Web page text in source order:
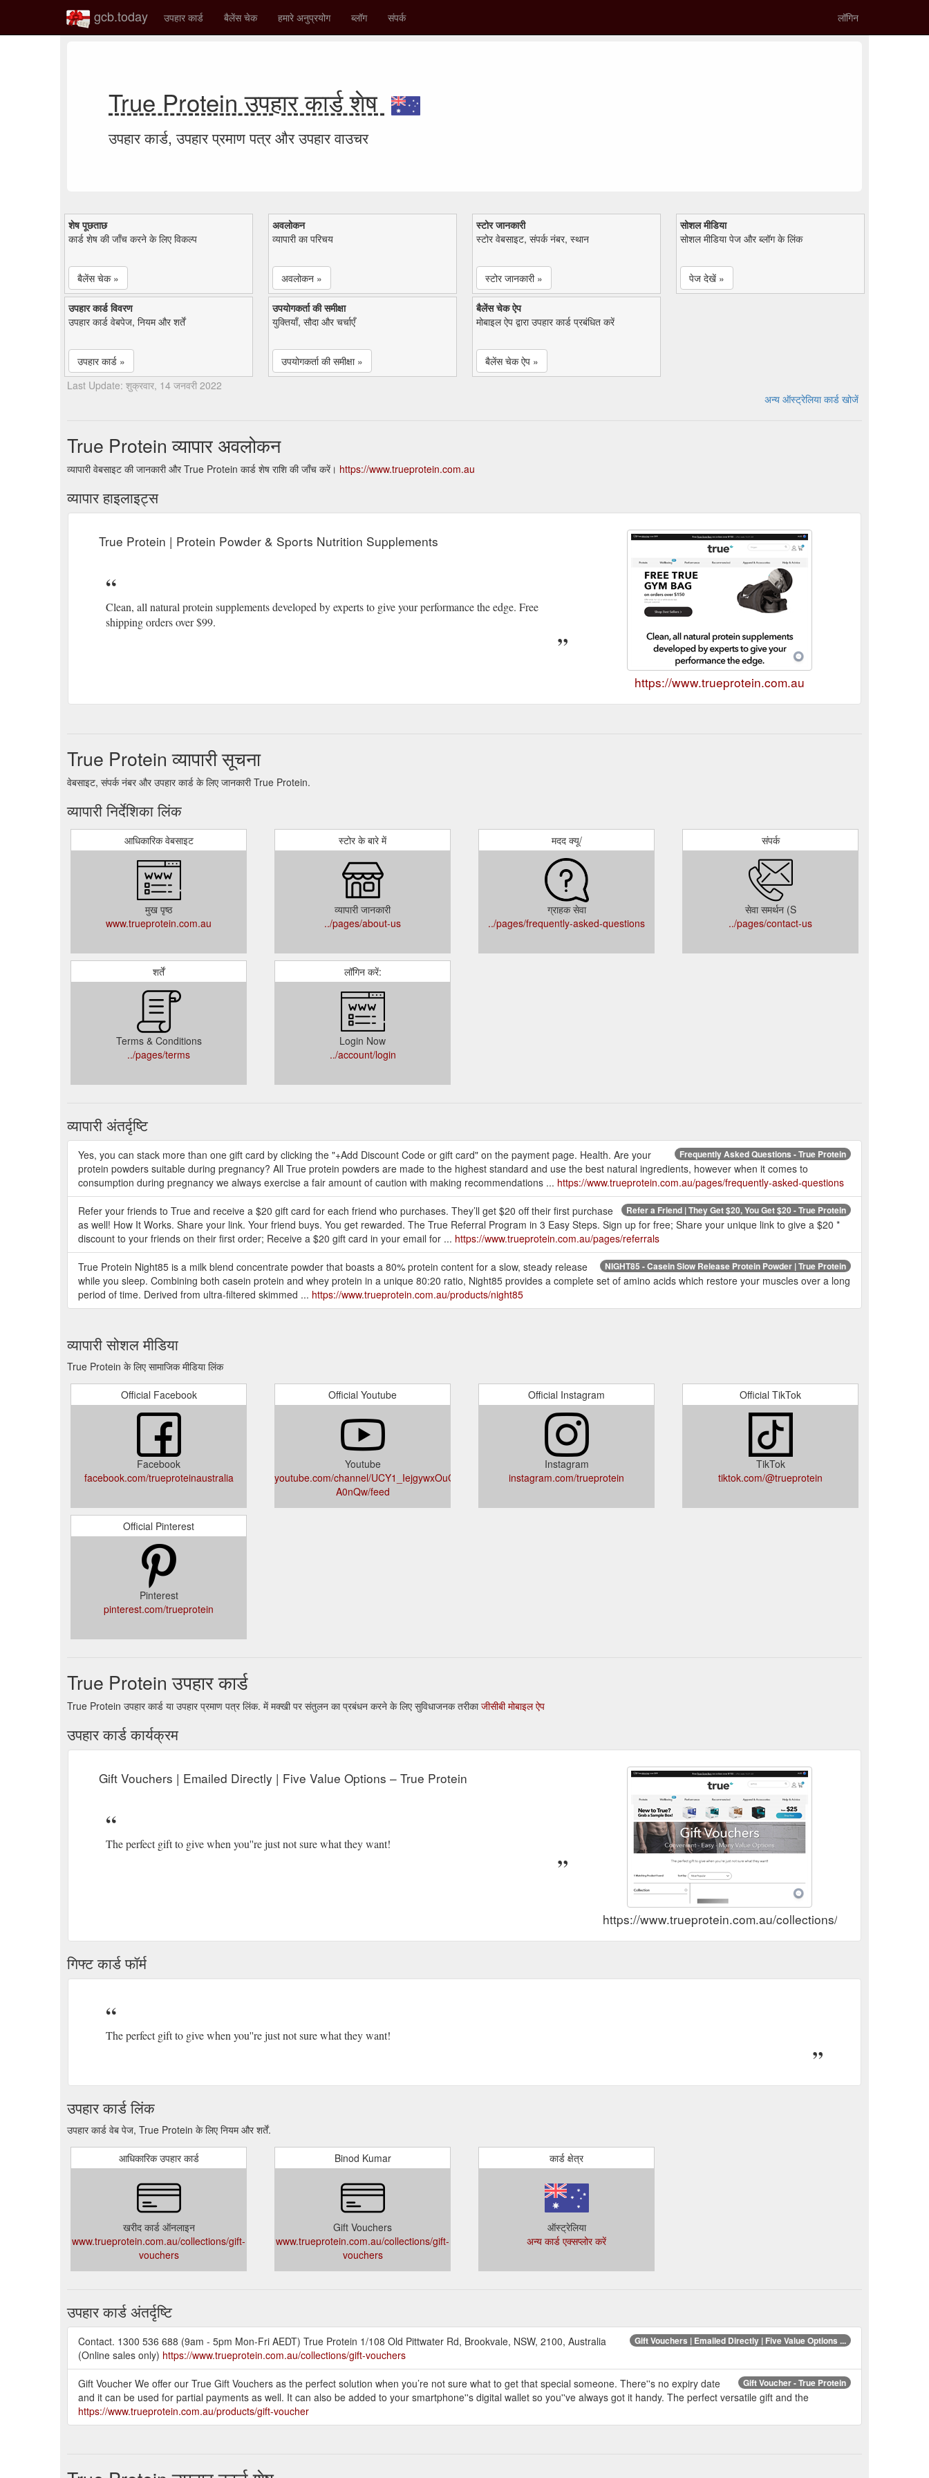
gcb.today उपहार कार्ड बैलेंस चेक हमारे अनुप्रयोग ब्लॉग संपर्क लॉगिन
True Protein उपहार कार्ड शेष
उपहार कार्ड, उपहार प्रमाण पत्र और उपहार वाउचर
शेष पूछताछ
कार्ड शेष की जाँच करने के लिए विकल्प
बैलेंस चेक »
अवलोकन
व्यापारी का परिचय
अवलोकन »
स्टोर जानकारी
स्टोर वेबसाइट, संपर्क नंबर, स्थान
स्टोर जानकारी »
सोशल मीडिया
सोशल मीडिया पेज और ब्लॉग के लिंक
पेज देखें »
उपहार कार्ड विवरण
उपहार कार्ड वेबपेज, नियम और शर्तें
उपहार कार्ड »
उपयोगकर्ता की समीक्षा
युक्तियाँ, सौदा और चर्चाएँ
उपयोगकर्ता की समीक्षा »
बैलेंस चेक ऐप
मोबाइल ऐप द्वारा उपहार कार्ड प्रबंधित करें
बैलेंस चेक ऐप »
Last Update: शुक्रवार, 14 जनवरी 2022
अन्य ऑस्ट्रेलिया कार्ड खोजें
True Protein व्यापार अवलोकन
व्यापारी वेबसाइट की जानकारी और True Protein कार्ड शेष राशि की जाँच करें। https://www.trueprotein.com.au
व्यापार हाइलाइट्स
True Protein | Protein Powder & Sports Nutrition Supplements
Clean, all natural protein supplements developed by experts to give your performance the edge. Free
shipping orders over $99.
https://www.trueprotein.com.au
True Protein व्यापारी सूचना
वेबसाइट, संपर्क नंबर और उपहार कार्ड के लिए जानकारी True Protein.
व्यापारी निर्देशिका लिंक
आधिकारिक वेबसाइट
मुख पृष्ठ
www.trueprotein.com.au
स्टोर के बारे में
व्यापारी जानकारी
../pages/about-us
मदद क्यू/
ग्राहक सेवा
../pages/frequently-asked-questions
संपर्क
सेवा समर्थन (S
../pages/contact-us
शर्तें
Terms & Conditions
../pages/terms
लॉगिन करें:
Login Now
../account/login
व्यापारी अंतर्दृष्टि
Frequently Asked Questions - True Protein
Yes, you can stack more than one gift card by clicking the "+Add Discount Code or gift card" on the payment page. Health. Are your
protein powders suitable during pregnancy? All True protein powders are made to the highest standard and use the best natural ingredients, however when it comes to
consumption during pregnancy we always exercise a fair amount of caution with making recommendations ... https://www.trueprotein.com.au/pages/frequently-asked-questions
Refer a Friend | They Get $20, You Get $20 - True Protein
Refer your friends to True and receive a $20 gift card for each friend who purchases. They’ll get $20 off their first purchase
as well! How It Works. Share your link. Your friend buys. You get rewarded. The True Referral Program in 3 Easy Steps. Sign up for free; Share your unique link to give a $20 *
discount to your friends on their first order; Receive a $20 gift card in your email for ... https://www.trueprotein.com.au/pages/referrals
NIGHT85 - Casein Slow Release Protein Powder | True Protein
True Protein Night85 is a milk blend concentrate powder that boasts a 80% protein content for a slow, steady release
while you sleep. Combining both casein protein and whey protein in a unique 80:20 ratio, Night85 provides a complete set of amino acids which restore your muscles over a long
period of time. Derived from ultra-filtered skimmed ... https://www.trueprotein.com.au/products/night85
व्यापारी सोशल मीडिया
True Protein के लिए सामाजिक मीडिया लिंक
Official Facebook
Facebook
facebook.com/trueproteinaustralia
Official Youtube
Youtube
youtube.com/channel/UCY1_IejgywxOuCRpi-
A0nQw/feed
Official Instagram
Instagram
instagram.com/trueprotein
Official TikTok
TikTok
tiktok.com/@trueprotein
Official Pinterest
Pinterest
pinterest.com/trueprotein
True Protein उपहार कार्ड
True Protein उपहार कार्ड या उपहार प्रमाण पत्र लिंक. में मक्खी पर संतुलन का प्रबंधन करने के लिए सुविधाजनक तरीकाजीसीबी मोबाइल ऐप
उपहार कार्ड कार्यक्रम
Gift Vouchers | Emailed Directly | Five Value Options – True Protein
The perfect gift to give when you''re just not sure what they want!
https://www.trueprotein.com.au/collections/gift-vouchers
गिफ्ट कार्ड फॉर्म
The perfect gift to give when you''re just not sure what they want!
उपहार कार्ड लिंक
उपहार कार्ड वेब पेज, True Protein के लिए नियम और शर्तें.
आधिकारिक उपहार कार्ड
खरीद कार्ड ऑनलाइन
www.trueprotein.com.au/collections/gift-
vouchers
Binod Kumar
Gift Vouchers
www.trueprotein.com.au/collections/gift-
vouchers
कार्ड क्षेत्र
ऑस्ट्रेलिया
अन्य कार्ड एक्सप्लोर करें
उपहार कार्ड अंतर्दृष्टि
Gift Vouchers | Emailed Directly | Five Value Options ...
Contact. 1300 536 688 (9am - 5pm Mon-Fri AEDT) True Protein 1/108 Old Pittwater Rd, Brookvale, NSW, 2100, Australia
(Online sales only) https://www.trueprotein.com.au/collections/gift-vouchers
Gift Voucher - True Protein
Gift Voucher We offer our True Gift Vouchers as the perfect solution when you’re not sure what to get that special someone. There''s no expiry date
and it can be used for partial payments as well. It can also be added to your smartphone''s digital wallet so you''ve always got it handy. The perfect versatile gift and the
https://www.trueprotein.com.au/products/gift-voucher